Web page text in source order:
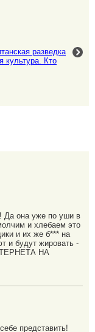
разведка
культура. Кто
Да она уже по уши в
и хлебаем это
и их же б*** на
и будут жировать -
НА
представить!